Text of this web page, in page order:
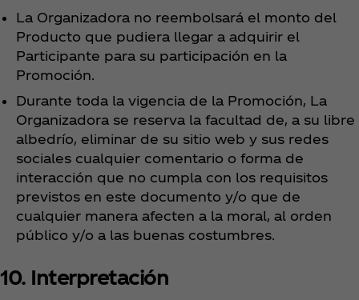
La Organizadora no reembolsará el monto del
Producto que pudiera llegar a adquirir el
Participante para su participación en la
Promoción.
Durante toda la vigencia de la Promoción, La
Organizadora se reserva la facultad de, a su libre
albedrío, eliminar de su sitio web y sus redes
sociales cualquier comentario o forma de
interacción que no cumpla con los requisitos
previstos en este documento y/o que de
cualquier manera afecten a la moral, al orden
público y/o a las buenas costumbres.
10. Interpretación